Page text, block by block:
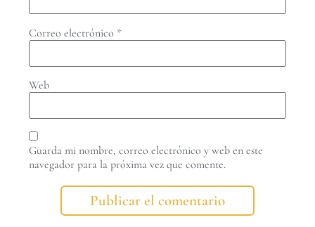
Correo electrónico *
Web
Guarda mi nombre, correo electrónico y web en este
navegador para la próxima vez que comente.